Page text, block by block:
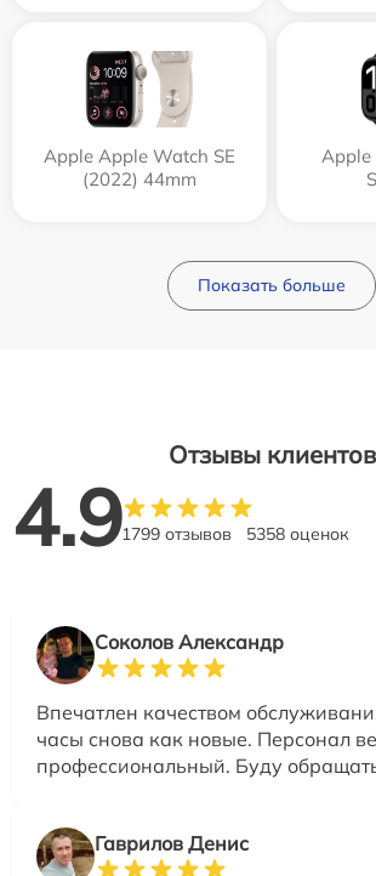
Apple Apple Watch SE
(2022) 44mm
Apple
Показать больше
Отзывы клиентов
4.91799 отзывов 5358 оценок
Соколов Александр
Впечатлен качеством
часы снова как новые. Персонал
профессиональный. Буду
Гаврилов Денис